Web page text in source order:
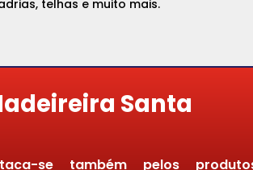
telhas e muito mais.
Santa
se também pelos